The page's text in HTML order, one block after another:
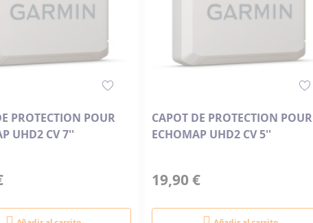
PROTECTION POUR
UHD2 CV 7''
CAPOT DE PROTECTION POUR
ECHOMAP UHD2 CV 5''
19,90 €